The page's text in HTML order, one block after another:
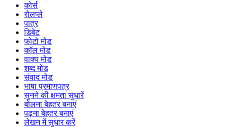
कोर्स
रोलप्ले
पात्र
डिबेट
फोटो मोड
कॉल मोड
वाक्य मोड
शब्द मोड
संवाद मोड
भाषा प्रमाणपत्र
सुनने की क्षमता सुधारें
बोलना बेहतर बनाएं
पढ़ना बेहतर बनाएं
लेखन में सुधार करें